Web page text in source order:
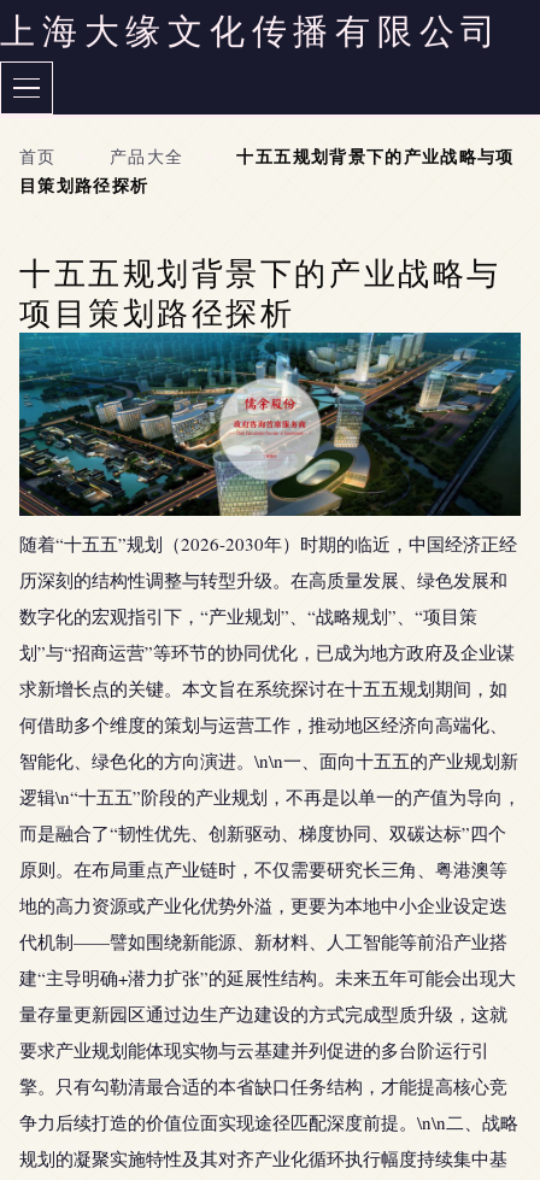
上海大缘文化传播有限公司
首页 产品大全
十五五规划背景下的产业战略与项
目策划路径探析
十五五规划背景下的产业战略与
项目策划路径探析
随着“十五五”规划（2026-2030年）时期的临近，中国经济正经
历深刻的结构性调整与转型升级。在高质量发展、绿色发展和
数字化的宏观指引下，“产业规划”、“战略规划”、“项目策
划”与“招商运营”等环节的协同优化，已成为地方政府及企业谋
求新增长点的关键。本文旨在系统探讨在十五五规划期间，如
何借助多个维度的策划与运营工作，推动地区经济向高端化、
智能化、绿色化的方向演进。\n\n一、面向十五五的产业规划新
逻辑\n“十五五”阶段的产业规划，不再是以单一的产值为导向，
而是融合了“韧性优先、创新驱动、梯度协同、双碳达标”四个
原则。在布局重点产业链时，不仅需要研究长三角、粤港澳等
地的高力资源或产业化优势外溢，更要为本地中小企业设定迭
代机制——譬如围绕新能源、新材料、人工智能等前沿产业搭
建“主导明确+潜力扩张”的延展性结构。未来五年可能会出现大
量存量更新园区通过边生产边建设的方式完成型质升级，这就
要求产业规划能体现实物与云基建并列促进的多台阶运行引
擎。只有勾勒清最合适的本省缺口任务结构，才能提高核心竞
争力后续打造的价值位面实现途径匹配深度前提。\n\n二、战略
规划的凝聚实施特性及其对齐产业化循环执行幅度持续集中基